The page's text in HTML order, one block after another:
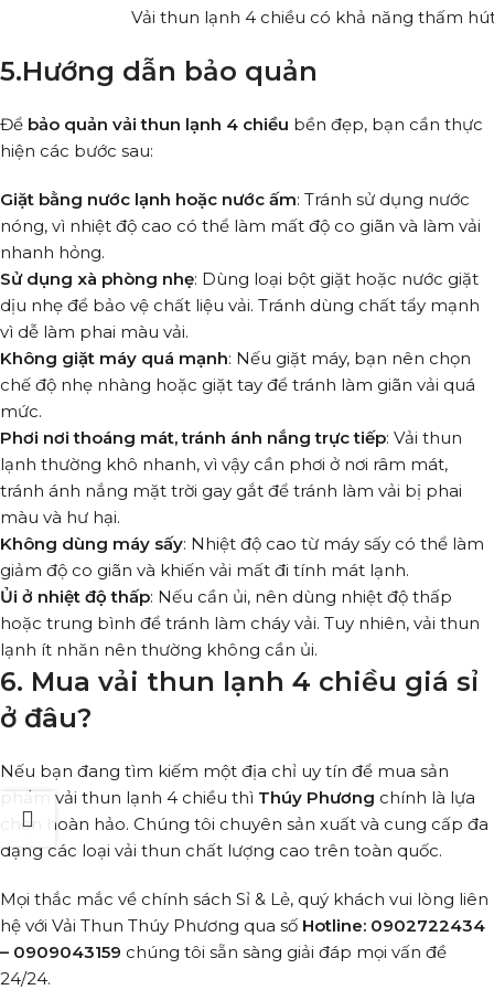
Vải thun lạnh 4 chiều có khả năng thấm
5.Hướng dẫn bảo quản
Để bảo quản vải thun lạnh 4 chiều bền đẹp, bạn cần thực
hiện các bước sau:
Giặt bằng nước lạnh hoặc nước ấm: Tránh sử dụng nước
nóng, vì nhiệt độ cao có thể làm mất độ co giãn và làm vải
nhanh hỏng.
Sử dụng xà phòng nhẹ: Dùng loại bột giặt hoặc nước giặt
dịu nhẹ để bảo vệ chất liệu vải. Tránh dùng chất tẩy mạnh
vì dễ làm phai màu vải.
Không giặt máy quá mạnh: Nếu giặt máy, bạn nên chọn
chế độ nhẹ nhàng hoặc giặt tay để tránh làm giãn vải quá
mức.
Phơi nơi thoáng mát, tránh ánh nắng trực tiếp: Vải thun
lạnh thường khô nhanh, vì vậy cần phơi ở nơi râm mát,
tránh ánh nắng mặt trời gay gắt để tránh làm vải bị phai
màu và hư hại.
Không dùng máy sấy: Nhiệt độ cao từ máy sấy có thể làm
giảm độ co giãn và khiến vải mất đi tính mát lạnh.
Ủi ở nhiệt độ thấp: Nếu cần ủi, nên dùng nhiệt độ thấp
hoặc trung bình để tránh làm cháy vải. Tuy nhiên, vải thun
lạnh ít nhăn nên thường không cần ủi.
6. Mua vải thun lạnh 4 chiều giá sỉ
ở đâu?
Nếu bạn đang tìm kiếm một địa chỉ uy tín để mua sản
phẩm vải thun lạnh 4 chiều thì Thúy Phương chính là lựa
chọn hoàn hảo. Chúng tôi chuyên sản xuất và cung cấp đa
dạng các loại vải thun chất lượng cao trên toàn quốc.
Mọi thắc mắc về chính sách Sỉ & Lẻ, quý khách vui lòng liên
hệ với Vải Thun Thúy Phương qua số Hotline: 0902722434
– 0909043159 chúng tôi sẵn sàng giải đáp mọi vấn đề
24/24.